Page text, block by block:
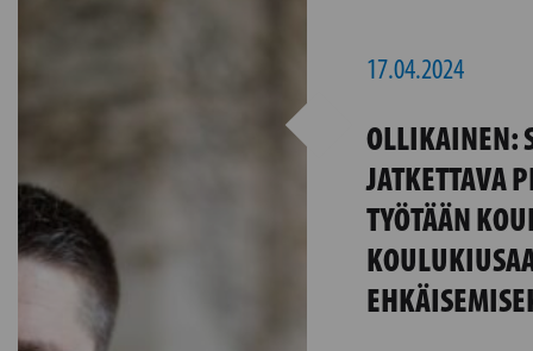
17.04.2024
OLLIKAINEN:
JATKETTAVA
TYÖTÄÄN